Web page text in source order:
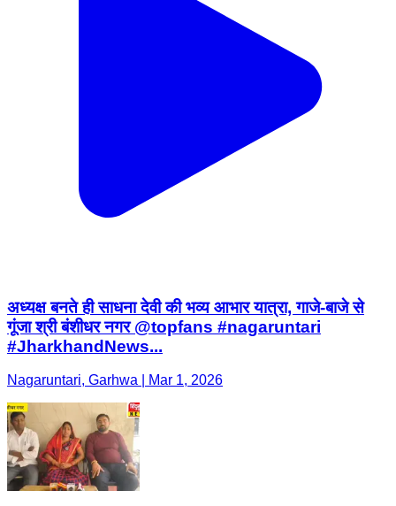
अध्यक्ष बनते ही साधना देवी की भव्य आभार यात्रा, गाजे-बाजे से
गूंजा श्री बंशीधर नगर @topfans #nagaruntari
#JharkhandNews...
Nagaruntari, Garhwa | Mar 1, 2026